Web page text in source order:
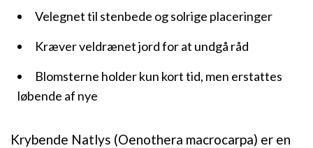
Krybende Natlys (Oenothera macrocarpa) er en
Velegnet til stenbede og solrige placeringer
Kræver veldrænet jord for at undgå råd
Blomsterne holder kun kort tid, men erstattes
løbende af nye